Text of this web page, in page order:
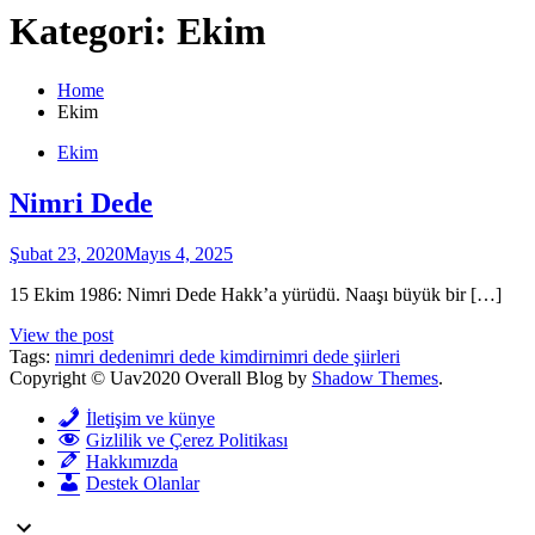
Kategori: Ekim
Home
Ekim
Ekim
Nimri Dede
Şubat 23, 2020Mayıs 4, 2025
15 Ekim 1986: Nimri Dede Hakk’a yürüdü. Naaşı büyük bir […]
View the post
Tags: nimri dedenimri dede kimdirnimri dede şiirleri
Copyright © Uav2020 Overall Blog by Shadow Themes.
İletişim ve künye
Gizlilik ve Çerez Politikası
Hakkımızda
Destek Olanlar